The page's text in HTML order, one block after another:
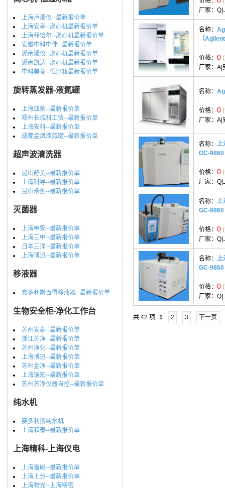
上海卢湘仪--最新报价单
上海安亭--离心机最新报价单
上海菲恰尔--离心机最新报价单
安徽中科中佳--最新报价单
湖南湘仪--离心机最新报价单
湖南凯达--离心机最新报价单
中科美菱--低温箱最新报价单
旋转蒸发器-液氮罐
上海亚荣--最新报价单
郑州长城科工贸--最新报价单
上海安科--最新报价单
成都金凤液氮罐--最新报价单
超声波清洗器
昆山舒美--最新报价单
上海科导--最新报价单
昆山禾创--最新报价单
灭菌器
上海申安--最新报价单
上海三申--最新报价单
日本三洋--最新报价单
上海博迅--最新报价单
移液器
赛多利斯百得移液器--最新报价单
生物安全柜-净化工作台
苏州安泰--最新报价单
浙江苏净--最新报价单
苏州净化--最新报价单
上海博迅--最新报价单
苏州金净--最新报价单
上海瑞宏--最新报价单
苏州苏净仪器自控--最新报价单
纯水机
赛多利斯纯水机
上海和泰--最新报价单
上海精科-上海仪电
上海雷磁--最新报价单
上海上分--最新报价单
上海物光--上海精密
厂家： Q|
名称：
（
价格： 0
厂家： A|
名称：
价格： 0
厂家： A|
名称： 上
GC-9860
价格： 0
厂家： Q|
名称： 上
GC-9860
价格： 0
厂家： Q|
名称： 上
GC-9860
价格： 0
厂家： Q|
共 42 项 1 2 3 下一页